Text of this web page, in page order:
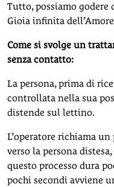
Tutto, possiamo godere
Gioia infinita
Come si svolge un
senza contatto:
La persona, prima di
controllata nella sua
distende sul lettino.
L’operatore richiama un
verso la persona
questo processo dura
pochi secondi avviene